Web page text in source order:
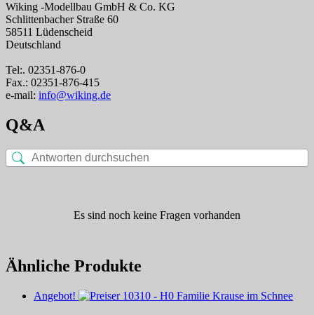
Wiking -Modellbau GmbH & Co. KG
Schlittenbacher Straße 60
58511 Lüdenscheid
Deutschland
Tel:. 02351-876-0
Fax.: 02351-876-415
e-mail: info@wiking.de
Q&A
Es sind noch keine Fragen vorhanden
Ähnliche Produkte
Angebot!